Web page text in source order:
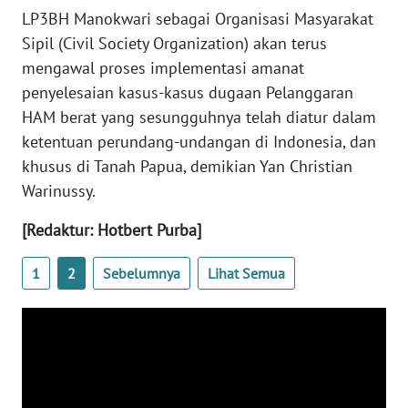
LP3BH Manokwari sebagai Organisasi Masyarakat
Sipil (Civil Society Organization) akan terus
mengawal proses implementasi amanat
penyelesaian kasus-kasus dugaan Pelanggaran
HAM berat yang sesungguhnya telah diatur dalam
ketentuan perundang-undangan di Indonesia, dan
khusus di Tanah Papua, demikian Yan Christian
Warinussy.
[Redaktur: Hotbert Purba]
1 2 Sebelumnya Lihat Semua
REDAKSI
KARIR
DISCLAIMER
Wahana
News
Regional
WN
SUMUT